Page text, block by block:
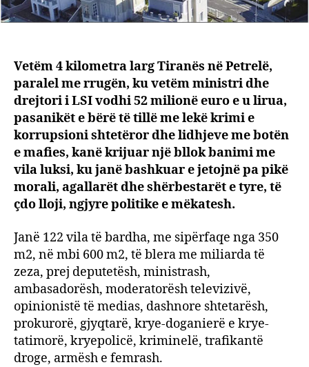
blerë
Vetëm 4 kilometra larg Tiranës në Petrelë,
paralel me rrugën, ku vetëm ministri dhe
drejtori i LSI vodhi 52 milionë euro e u lirua,
pasanikët e bërë të tillë me lekë krimi e
korrupsioni shtetëror dhe lidhjeve me botën
e mafies, kanë krijuar një bllok banimi me
vila luksi, ku janë bashkuar e jetojnë pa pikë
morali, agallarët dhe shërbestarët e tyre, të
çdo lloji, ngjyre politike e mëkatesh.
Janë 122 vila të bardha, me sipërfaqe nga 350
m2, në mbi 600 m2, të blera me miliarda të
zeza, prej deputetësh, ministrash,
ambasadorësh, moderatorësh televizivë,
opinionistë të medias, dashnore shtetarësh,
prokurorë, gjyqtarë, krye-doganierë e krye-
tatimorë, kryepolicë, kriminelë, trafikantë
droge, armësh e femrash.